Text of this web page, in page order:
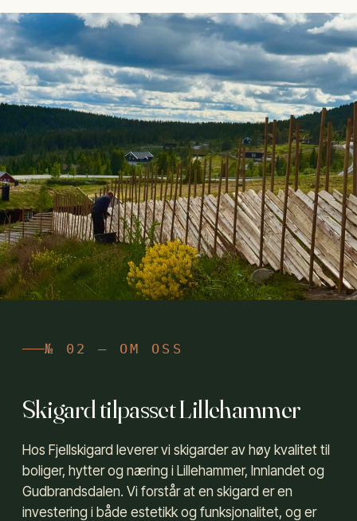
№ 02 — OM OSS
Skigard tilpasset Lillehammer
Hos Fjellskigard leverer vi skigarder av høy kvalitet til
boliger, hytter og næring i Lillehammer, Innlandet og
Gudbrandsdalen. Vi forstår at en skigard er en
investering i både estetikk og funksjonalitet, og er